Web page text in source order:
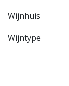
Wijnhuis
Wijntype